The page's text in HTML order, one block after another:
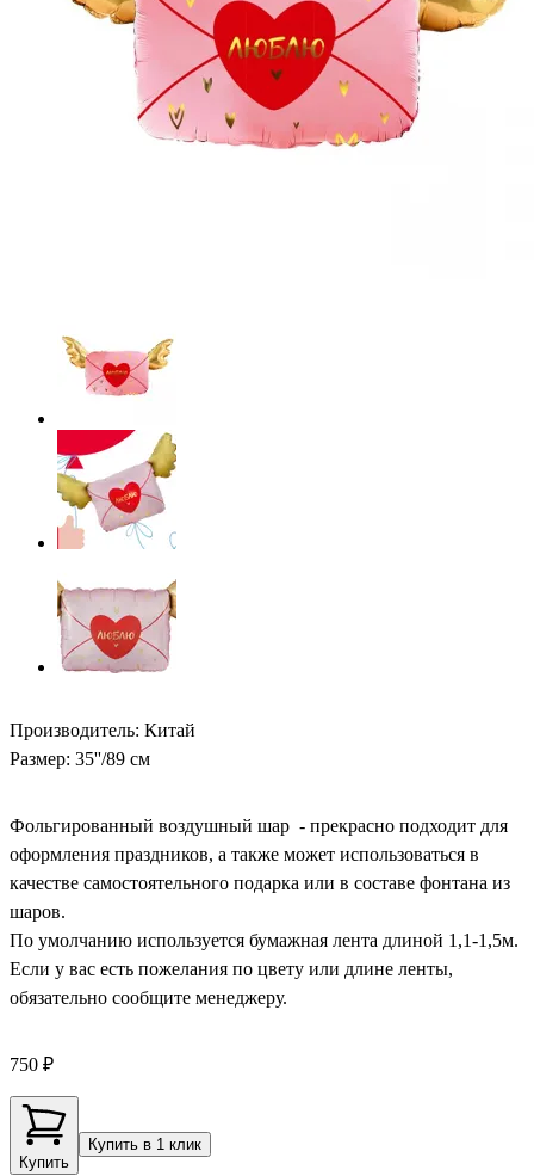
Производитель: Китай
Размер: 35''/89 см
Фольгированный воздушный шар - прекрасно подходит для
оформления праздников, а также может использоваться в
качестве самостоятельного подарка или в составе фонтана из
шаров.
По умолчанию используется бумажная лента длиной 1,1-1,5м.
Если у вас есть пожелания по цвету или длине ленты,
обязательно сообщите менеджеру.
750 ₽
Купить
Купить в 1 клик